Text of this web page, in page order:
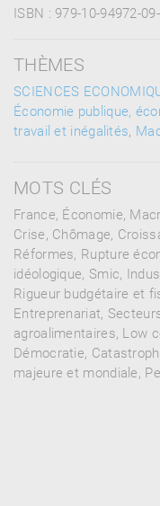
ISBN : 979-10-94972-
THÈMES
SCIENCES
Économie publique,
travail et inégalités,
MOTS CLÉS
France, Économie,
Crise, Chômage,
Réformes, Rupture
idéologique, Smic,
Rigueur budgétaire et
Entreprenariat,
agroalimentaires, Low
Démocratie,
majeure et mondiale,